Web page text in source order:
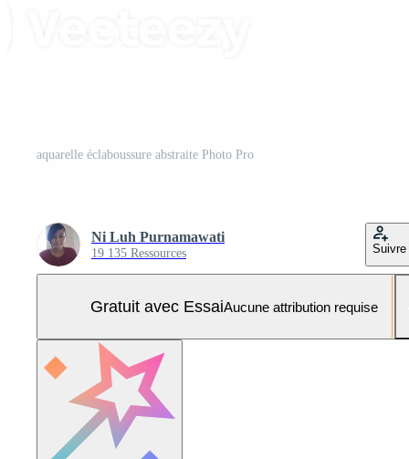
aquarelle éclaboussure abstraite Photo Pro
Ni Luh Purnamawati
19 135 Ressources Suivre
Gratuit avec EssaiAucune attribution requise